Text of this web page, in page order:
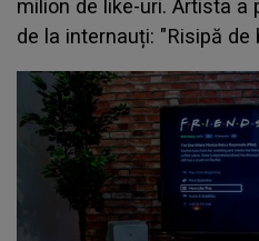
milion de like-uri. Artista
de la internauți: "Risipă de